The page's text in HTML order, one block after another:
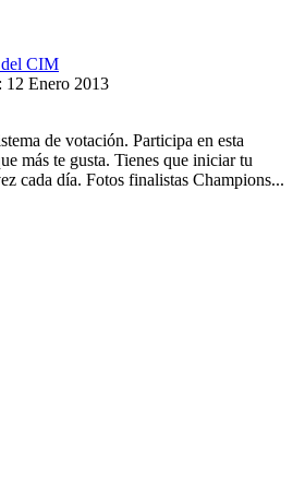
CIM
12 Enero 2013
de votación. Participa en esta
más te gusta. Tienes que iniciar tu
cada día. Fotos finalistas Champions...